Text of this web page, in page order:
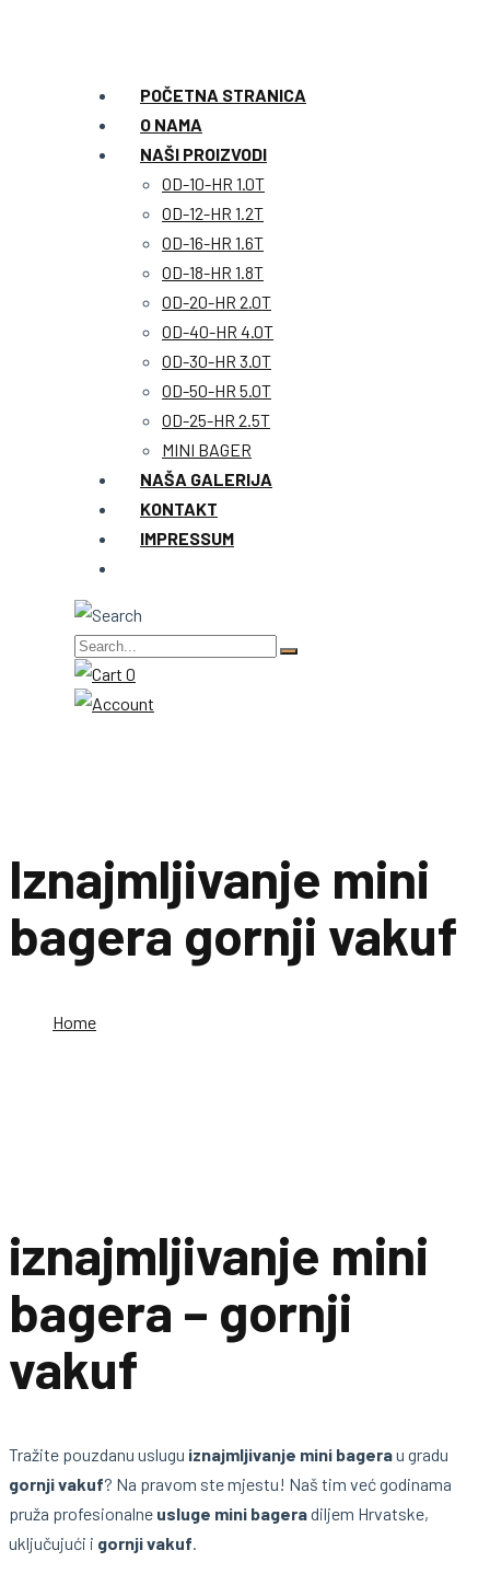
POČETNA STRANICA
O NAMA
NAŠI PROIZVODI
OD-10-HR 1.0T
OD-12-HR 1.2T
OD-16-HR 1.6T
OD-18-HR 1.8T
OD-20-HR 2.0T
OD-40-HR 4.0T
OD-30-HR 3.0T
OD-50-HR 5.0T
OD-25-HR 2.5T
MINI BAGER
NAŠA GALERIJA
KONTAKT
IMPRESSUM
0
Iznajmljivanje mini
bagera gornji vakuf
Home
iznajmljivanje mini
bagera – gornji
vakuf
Tražite pouzdanu uslugu iznajmljivanje mini bagerau gradu
gornji vakuf? Na pravom ste mjestu! Naš tim već godinama
pruža profesionalne usluge mini bageradiljem Hrvatske,
uključujući i gornji vakuf.